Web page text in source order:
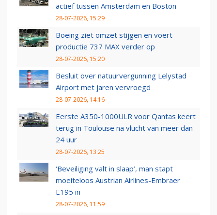
actief tussen Amsterdam en Boston
28-07-2026, 15:29
Boeing ziet omzet stijgen en voert
productie 737 MAX verder op
28-07-2026, 15:20
Besluit over natuurvergunning Lelystad
Airport met jaren vervroegd
28-07-2026, 14:16
Eerste A350-1000ULR voor Qantas keert
terug in Toulouse na vlucht van meer dan
24 uur
28-07-2026, 13:25
‘Beveiliging valt in slaap’, man stapt
moeiteloos Austrian Airlines-Embraer
E195 in
28-07-2026, 11:59